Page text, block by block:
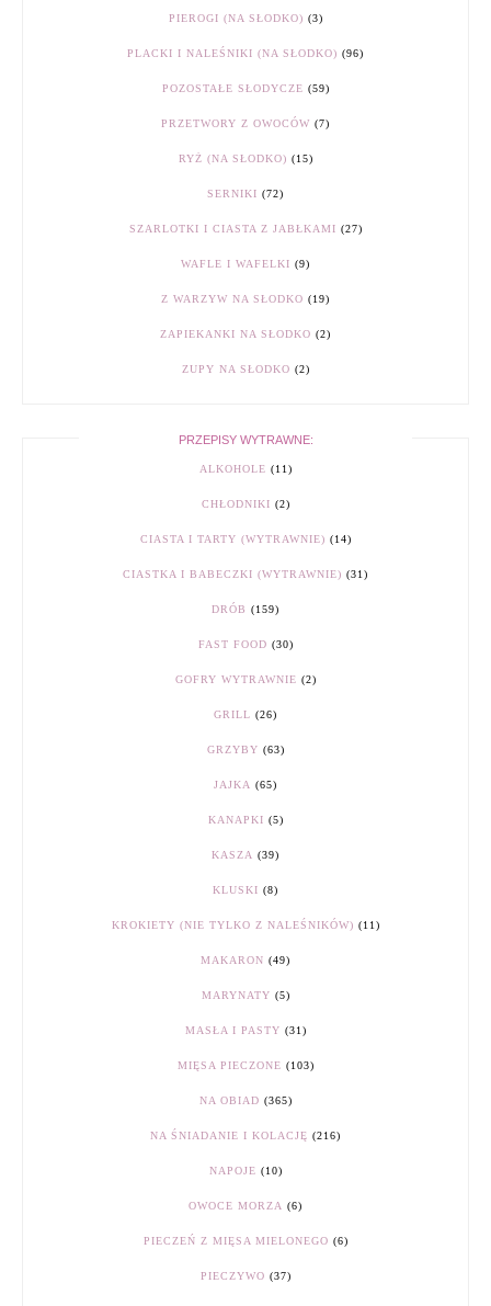
PIEROGI (NA SŁODKO) (3)
PLACKI I NALEŚNIKI (NA SŁODKO) (96)
POZOSTAŁE SŁODYCZE (59)
PRZETWORY Z OWOCÓW (7)
RYŻ (NA SŁODKO) (15)
SERNIKI (72)
SZARLOTKI I CIASTA Z JABŁKAMI (27)
WAFLE I WAFELKI (9)
Z WARZYW NA SŁODKO (19)
ZAPIEKANKI NA SŁODKO (2)
ZUPY NA SŁODKO (2)
PRZEPISY WYTRAWNE:
ALKOHOLE (11)
CHŁODNIKI (2)
CIASTA I TARTY (WYTRAWNIE) (14)
CIASTKA I BABECZKI (WYTRAWNIE) (31)
DRÓB (159)
FAST FOOD (30)
GOFRY WYTRAWNIE (2)
GRILL (26)
GRZYBY (63)
JAJKA (65)
KANAPKI (5)
KASZA (39)
KLUSKI (8)
KROKIETY (NIE TYLKO Z NALEŚNIKÓW) (11)
MAKARON (49)
MARYNATY (5)
MASŁA I PASTY (31)
MIĘSA PIECZONE (103)
NA OBIAD (365)
NA ŚNIADANIE I KOLACJĘ (216)
NAPOJE (10)
OWOCE MORZA (6)
PIECZEŃ Z MIĘSA MIELONEGO (6)
PIECZYWO (37)